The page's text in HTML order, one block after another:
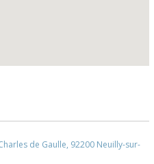
de Gaulle, 92200 Neuilly-sur-